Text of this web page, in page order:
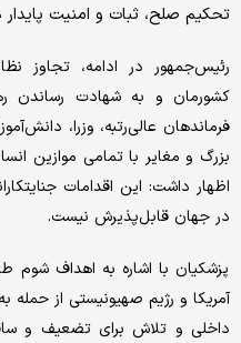
تحکیم صلح، ثبات و امنیت
رئیس‌جمهور در ادامه، تجاوز
کشورمان و به شهادت رساندن
فرماندهان عالی‌رتبه، وزرا،
بزرگ و مغایر با تمامی موازین
اظهار داشت: این اقدامات
در جهان قابل‌پذیرش نیست.
پزشکیان با اشاره به اهداف شوم
آمریکا و رژیم صهیونیستی از حمله
داخلی و تلاش برای تضعیف و